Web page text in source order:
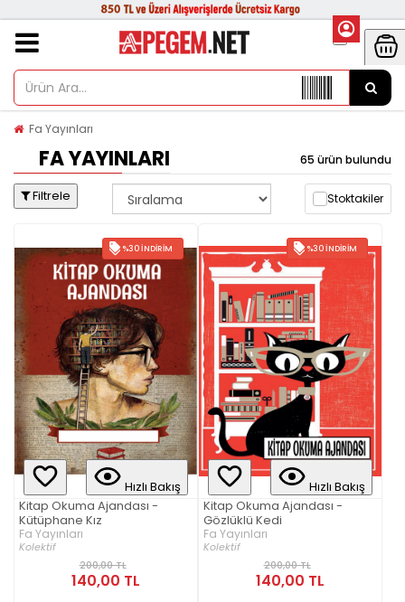
Fa Yayınları
FA YAYINLARI 65 ürün bulundu
Filtrele Stoktakiler
%30 İNDIRIM
Hızlı Bakış
Kitap Okuma Ajandası -
Kütüphane Kız
Fa Yayınları
Kolektif
200,00 TL
140,00 TL
%30 İNDIRIM
Hızlı Bakış
Kitap Okuma Ajandası -
Gözlüklü Kedi
Fa Yayınları
Kolektif
200,00 TL
140,00 TL